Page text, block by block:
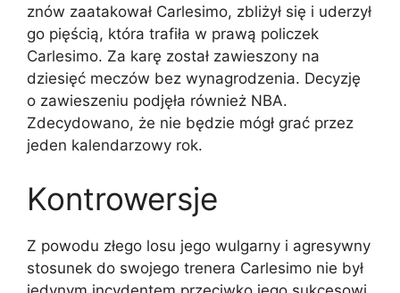
znów zaatakował Carlesimo, zbliżył się i uderzył
go pięścią, która trafiła w prawą policzek
Carlesimo. Za karę został zawieszony na
dziesięć meczów bez wynagrodzenia. Decyzję
o zawieszeniu podjęła również NBA.
Zdecydowano, że nie będzie mógł grać przez
jeden kalendarzowy rok.
Kontrowersje
Z powodu złego losu jego wulgarny i agresywny
stosunek do swojego trenera Carlesimo nie był